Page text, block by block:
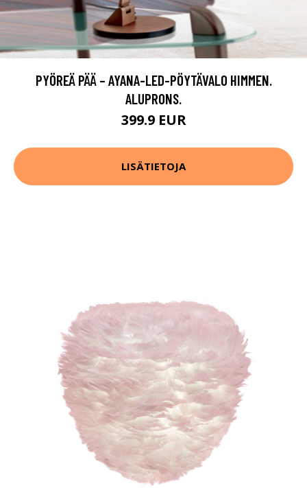
PYÖREÄ PÄÄ – AYANA-LED-PÖYTÄVALO HIMMEN.
ALUPRONS.
399.9 EUR
LISÄTIETOJA